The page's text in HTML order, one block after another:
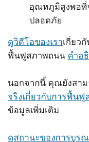
อุณหภูมิสูงพอที่
ปลอดภัย
ดูวิดีโอของเราเกี่ยว
ฟื้นฟูสภาพถนน คําอ
นอกจากนี้ คุณยังสาม
จริงเกี่ยวกับการฟื้นฟู
ข้อมูลเพิ่มเติม
ดูสถานะของการบู